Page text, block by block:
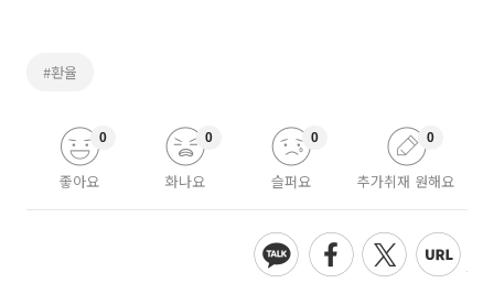
#환율
좋아요
0
화나요
0
슬퍼요
0
추가취재 원해요
0